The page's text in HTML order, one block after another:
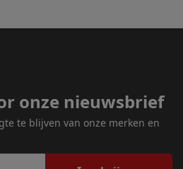
onze nieuwsbrief
te blijven van onze merken en